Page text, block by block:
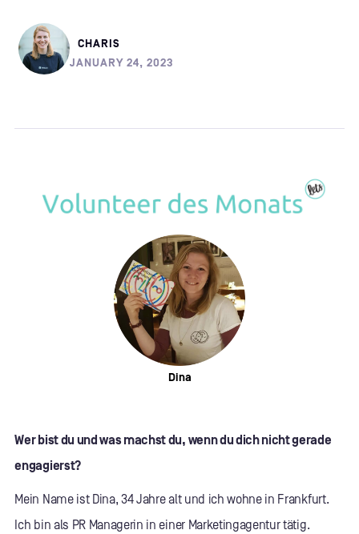
CHARIS
JANUARY 24, 2023
Dina
Wer bist du und was machst du, wenn du dich nicht gerade
engagierst?
Mein Name ist Dina, 34 Jahre alt und ich wohne in Frankfurt.
Ich bin als PR Managerin in einer Marketingagentur tätig.